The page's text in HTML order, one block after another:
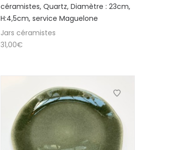
céramistes, Quartz, Diamètre : 23cm,
H:4,5cm, service Maguelone
Jars céramistes
31,00€